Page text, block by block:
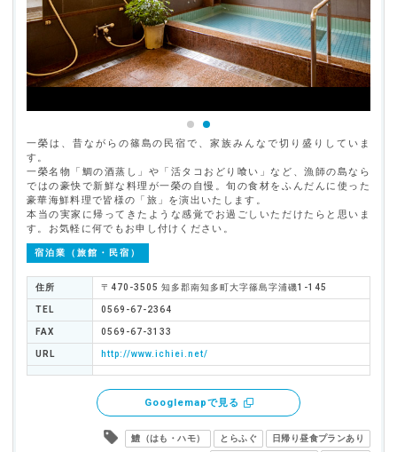
一榮は、昔ながらの篠島の民宿で、家族みんなで切り盛りしていま
す。
一榮名物「鯛の酒蒸し」や「活タコおどり喰い」など、漁師の島なら
ではの豪快で新鮮な料理が一榮の自慢。旬の食材をふんだんに使った
豪華海鮮料理で皆様の「旅」を演出いたします。
本当の実家に帰ってきたような感覚でお過ごしいただけたらと思いま
す。お気軽に何でもお申し付けください。
宿泊業（旅館・民宿）
住所 〒470-3505 知多郡南知多町大字篠島字浦磯1-145
TEL 0569-67-2364
FAX 0569-67-3133
URL http://www.ichiei.net/
Googlemapで見る
鱧（はも・ハモ） とらふぐ 日帰り昼食プランあり